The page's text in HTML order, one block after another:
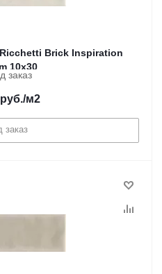
Brick Inspiration
10x30
заказ
/м2
заказ